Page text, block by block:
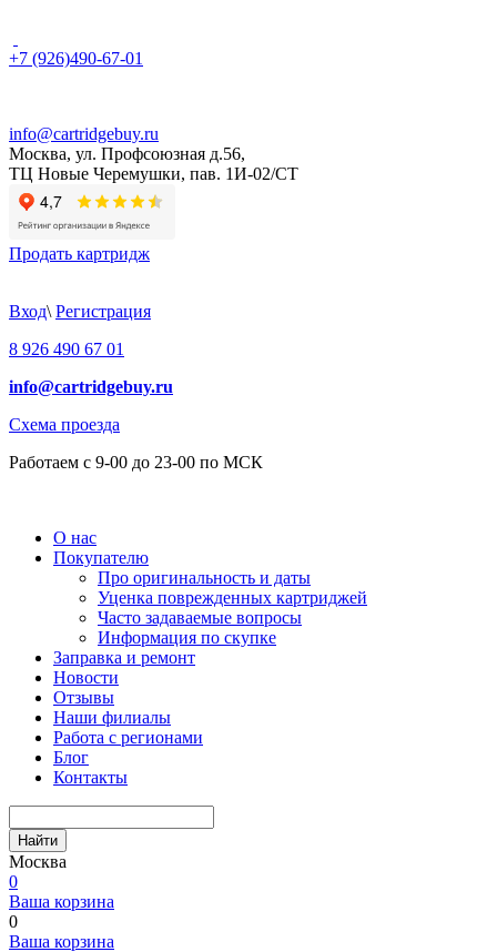
+7 (926)490-67-01
info@cartridgebuy.ru
Москва, ул. Профсоюзная д.56,
ТЦ Новые Черемушки, пав. 1И-02/СТ
Продать картридж
Вход\ Регистрация
8 926 490 67 01
info@cartridgebuy.ru
Схема проезда
Работаем с 9-00 до 23-00 по МСК
О нас
Покупателю
Про оригинальность и даты
Уценка поврежденных картриджей
Часто задаваемые вопросы
Информация по скупке
Заправка и ремонт
Новости
Отзывы
Наши филиалы
Работа с регионами
Блог
Контакты
Найти
Москва
0
Ваша корзина
0
Ваша корзина